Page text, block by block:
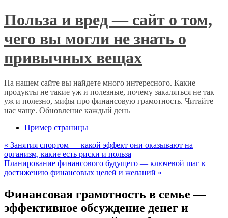
Польза и вред — сайт о том,
чего вы могли не знать о
привычных вещах
На нашем сайте вы найдете много интересного. Какие
продукты не такие уж и полезные, почему закаляться не так
уж и полезно, мифы про финансовую грамотность. Читайте
нас чаще. Обновление каждый день
Пример страницы
« Занятия спортом — какой эффект они оказывают на
организм, какие есть риски и польза
Планирование финансового будущего — ключевой шаг к
достижению финансовых целей и желаний »
Финансовая грамотность в семье —
эффективное обсуждение денег и